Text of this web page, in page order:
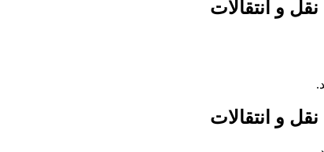
و انتقالات
و انتقالات